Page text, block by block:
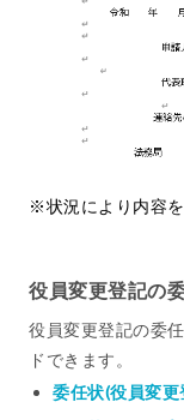
※状況により内容
役員変更登記の
役員変更登記の委
ドできます。
委任状(役員変更